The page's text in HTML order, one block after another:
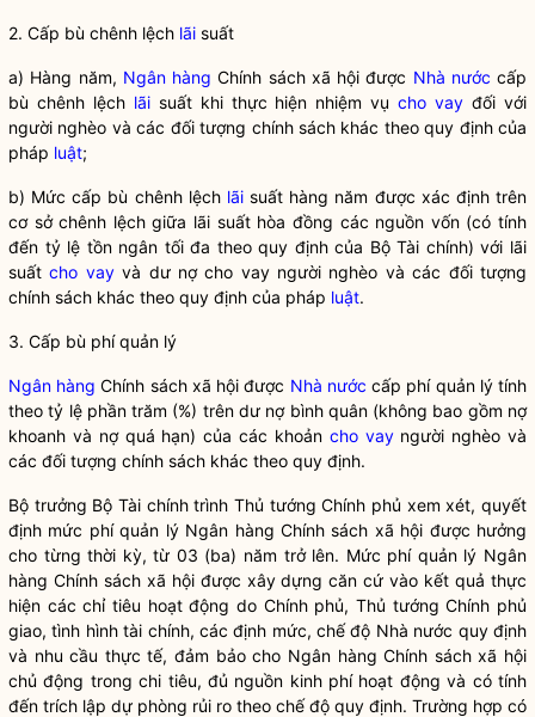
2. Cấp bù chênh lệch lãi suất
a) Hàng năm, Ngân hàng Chính sách xã hội được Nhà nước cấp
bù chênh lệch lãisuất khi thực hiện nhiệm vụcho vay đối với
người nghèo và các đối tượng chính sách khác theo quy định của
pháp luật;
b) Mức cấp bù chênh lệch lãisuất hàng năm được xác định trên
cơ sở chênh lệch giữa lãi suất hòa đồng các nguồn vốn (có tính
đến tỷ lệ tồn ngân tối đa theo quy định của Bộ Tài chính) với lãi
suấtcho vayvà dư nợcho vayngười nghèo và các đối tượng
chính sách khác theo quy định của pháp luật.
3. Cấp bù phí quản lý
Ngân hàng Chính sách xã hội được Nhà nước cấp phí quản lý tính
theo tỷ lệ phần trăm (%) trên dư nợ bình quân (không bao gồm nợ
khoanh và nợ quá hạn) của các khoản cho vayngười nghèo và
các đối tượng chính sách khác theo quy định.
Bộ trưởng Bộ Tài chính trình Thủ tướng Chính phủ xem xét, quyết
định mức phí quản lý Ngân hàng Chính sách xã hội được hưởng
cho từng thời kỳ, từ 03 (ba) năm trở lên. Mức phí quản lý Ngân
hàng Chính sách xã hội được xây dựng căn cứ vào kết quả thực
hiện các chỉ tiêu hoạt động do Chính phủ, Thủ tướng Chính phủ
giao, tình hình tài chính, các định mức, chế độ Nhà nước quy định
và nhu cầu thực tế, đảm bảo cho Ngân hàng Chính sách xã hội
chủ động trong chi tiêu, đủ nguồn kinh phí hoạt động và có tính
đến trích lập dự phòng rủi ro theo chế độ quy định. Trường hợp có